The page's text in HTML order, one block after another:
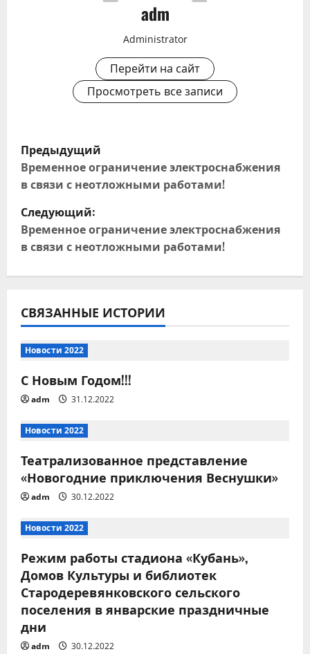
adm
Administrator
Перейти на сайт
Просмотреть все записи
Н
а
в
и
г
ц
и
я
п
о
з
а
п
и
с
я
м
Предыдущий
Временное ограничение электроснабжения
в связи с неотложными работами!
Следующий:
Временное ограничение электроснабжения
в связи с неотложными работами!
СВЯЗАННЫЕ ИСТОРИИ
Новости 2022
С Новым Годом!!!
adm 31.12.2022
Новости 2022
Театрализованное представление
«Новогодние приключения Веснушки»
adm 30.12.2022
Новости 2022
Режим работы стадиона «Кубань»,
Домов Культуры и библиотек
Стародеревянковского сельского
поселения в январские праздничные
дни
adm 30.12.2022